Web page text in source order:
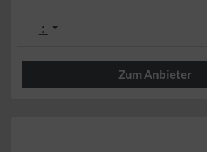
:
Zum Anbieter